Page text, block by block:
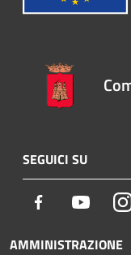
SEGUICI SU
Facebook
AMMINISTRAZIONE